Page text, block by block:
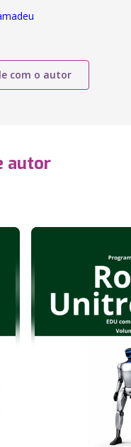
com o autor
autor